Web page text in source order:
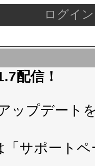
ログイン
配信！
ップデート
「サポートペ